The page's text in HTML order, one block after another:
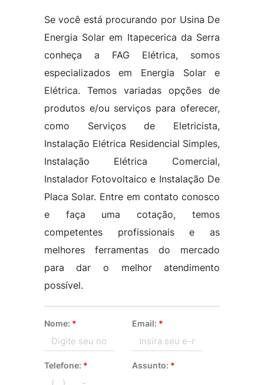
Se você está procurando por Usina De
Energia Solar em Itapecerica da Serra
conheça a FAG Elétrica, somos
especializados em Energia Solar e
Elétrica. Temos variadas opções de
produtos e/ou serviços para oferecer,
como Serviços de Eletricista,
Instalação Elétrica Residencial Simples,
Instalação Elétrica Comercial,
Instalador Fotovoltaico e Instalação De
Placa Solar. Entre em contato conosco
e faça uma cotação, temos
competentes profissionais e as
melhores ferramentas do mercado
para dar o melhor atendimento
possível.
Nome: * Email: *
Telefone: * Assunto: *